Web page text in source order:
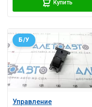
Купить
Управление
Б/У